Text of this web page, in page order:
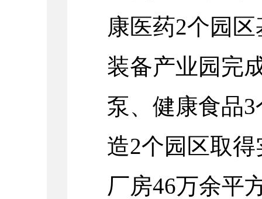
康医药2个园
装备产业园完
泵、健康食品
造2个园区取
厂房46万余平